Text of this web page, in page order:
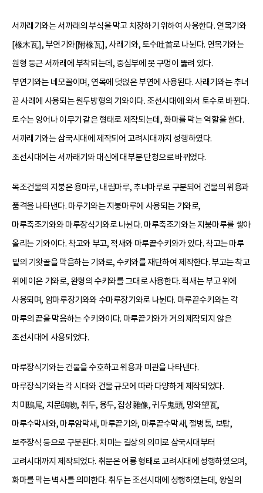
서까래기와는 서까래의 부식을 막고 치장하기 위하여 사용한다. 연목기와
[椽木瓦], 부연기와[附椽瓦], 사래기와, 토수吐首로 나뉜다. 연목기와는
원형 둥근 서까래에 부착되는데, 중심부에 못 구멍이 뚫려 있다.
부연기와는 네모꼴이며, 연목에 덧얹은 부연에 사용된다. 사래기와는 추녀
끝 사래에 사용되는 원두방형의 기와이다. 조선시대에 와서 토수로 바뀐다.
토수는 잉어나 이무기 같은 형태로 제작되는데, 화마를 막는 역할을 한다.
서까래기와는 삼국시대에 제작되어 고려시대까지 성행하였다.
조선시대에는 서까래기와 대신에 대부분 단청으로 바뀌었다.
목조건물의 지붕은 용마루, 내림마루, 추녀마루로 구분되어 건물의 위용과
품격을 나타낸다. 마루기와는 지붕마루에 사용되는 기와로,
마루축조기와와 마루장식기와로 나뉜다. 마루축조기와는 지붕마루를 쌓아
올리는 기와이다. 착고와 부고, 적새와 마루끝수키와가 있다. 착고는 마루
밑의 기왓골을 막음하는 기와로, 수키와를 재단하여 제작한다. 부고는 착고
위에 이은 기와로, 완형의 수키와를 그대로 사용한다. 적새는 부고 위에
사용되며, 암마루장기와와 수마루장기와로 나뉜다. 마루끝수키와는 각
마루의 끝을 막음하는 수키와이다. 마루끝기와가 거의 제작되지 않은
조선시대에 사용되었다.
마루장식기와는 건물을 수호하고 위용과 미관을 나타낸다.
마루장식기와는 각 시대와 건물 규모에 따라 다양하게 제작되었다.
치미鴟尾, 치문鴟吻, 취두, 용두, 잡상雜像, 귀두鬼頭, 망와望瓦,
마루수막새와, 마루암막새, 마루끝기와, 마루끝수막새, 절병통, 보탑,
보주장식 등으로 구분된다. 치미는 길상의 의미로 삼국시대부터
고려시대까지 제작되었다. 취문은 어룡 형태로 고려시대에 성행하였으며,
화마를 막는 벽사를 의미한다. 취두는 조선시대에 성행하였는데, 왕실의